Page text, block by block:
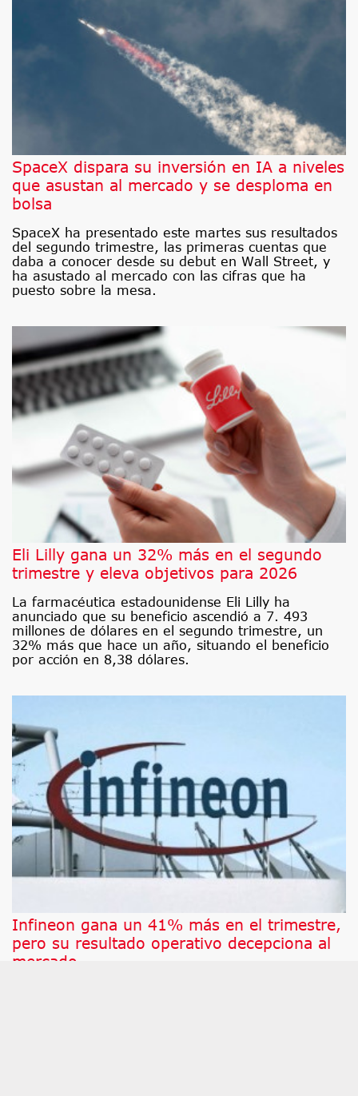
SpaceX dispara su inversión en IA a niveles
que asustan al mercado y se desploma en
bolsa
SpaceX ha presentado este martes sus resultados
del segundo trimestre, las primeras cuentas que
daba a conocer desde su debut en Wall Street, y
ha asustado al mercado con las cifras que ha
puesto sobre la mesa.
Eli Lilly gana un 32% más en el segundo
trimestre y eleva objetivos para 2026
La farmacéutica estadounidense Eli Lilly ha
anunciado que su beneficio ascendió a 7. 493
millones de dólares en el segundo trimestre, un
32% más que hace un año, situando el beneficio
por acción en 8,38 dólares.
Infineon gana un 41% más en el trimestre,
pero su resultado operativo decepciona al
mercado